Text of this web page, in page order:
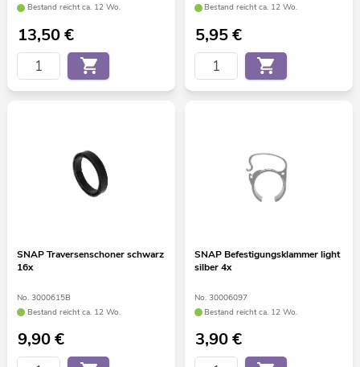
Bestand reicht ca. 12 Wo.
13,50€
Bestand reicht ca. 12 Wo.
5,95€
SNAP Traversenschoner schwarz
16x
No. 3000615B
Bestand reicht ca. 12 Wo.
9,90€
SNAP Befestigungsklammer light
silber 4x
No. 30006097
Bestand reicht ca. 12 Wo.
3,90€